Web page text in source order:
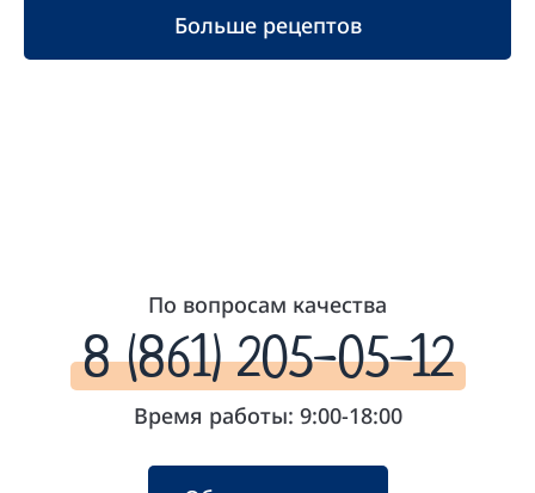
Больше рецептов
По вопросам качества
8 (861) 205-05-12
Время работы: 9:00-18:00